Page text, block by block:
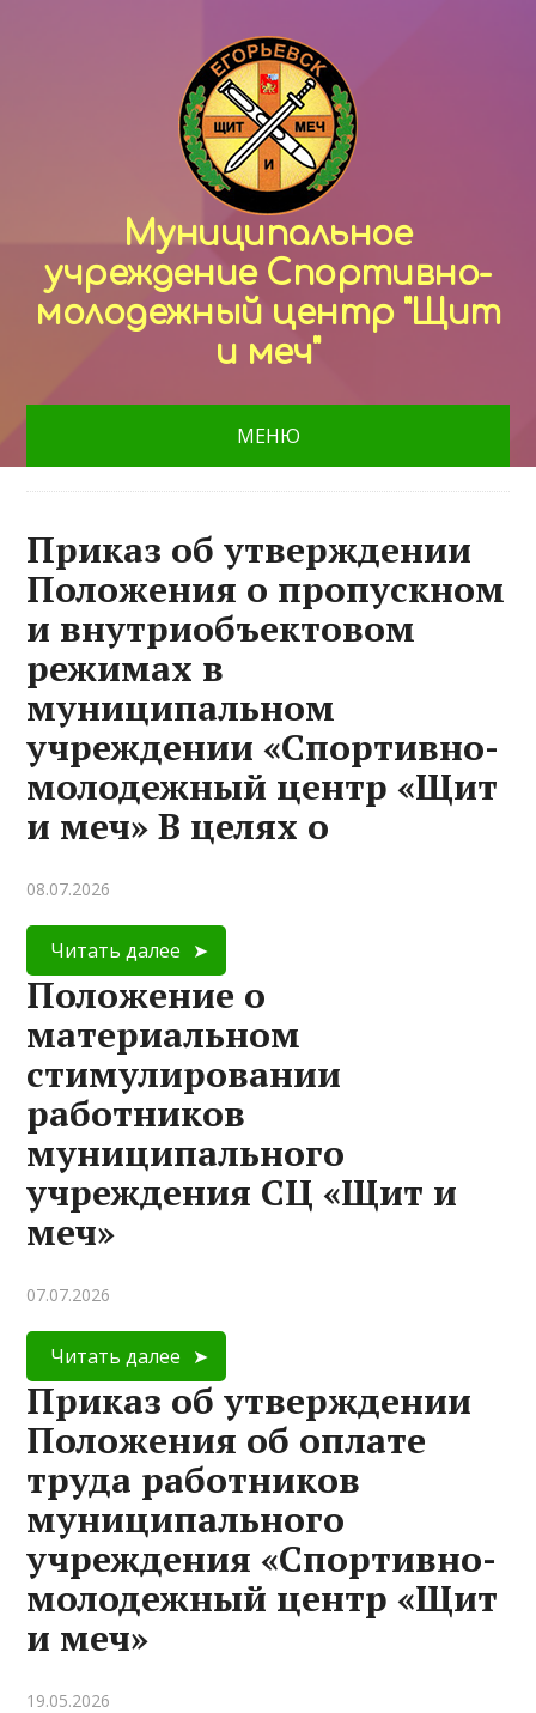
Муниципальное
учреждение Спортивно-
молодежный центр "Щит
и меч"
МЕНЮ
Приказ об утверждении
Положения о пропускном
и внутриобъектовом
режимах в
муниципальном
учреждении «Спортивно-
молодежный центр «Щит
и меч» В целях о
08.07.2026
Читать далее
Положение о
материальном
стимулировании
работников
муниципального
учреждения СЦ «Щит и
меч»
07.07.2026
Читать далее
Приказ об утверждении
Положения об оплате
труда работников
муниципального
учреждения «Спортивно-
молодежный центр «Щит
и меч»
19.05.2026